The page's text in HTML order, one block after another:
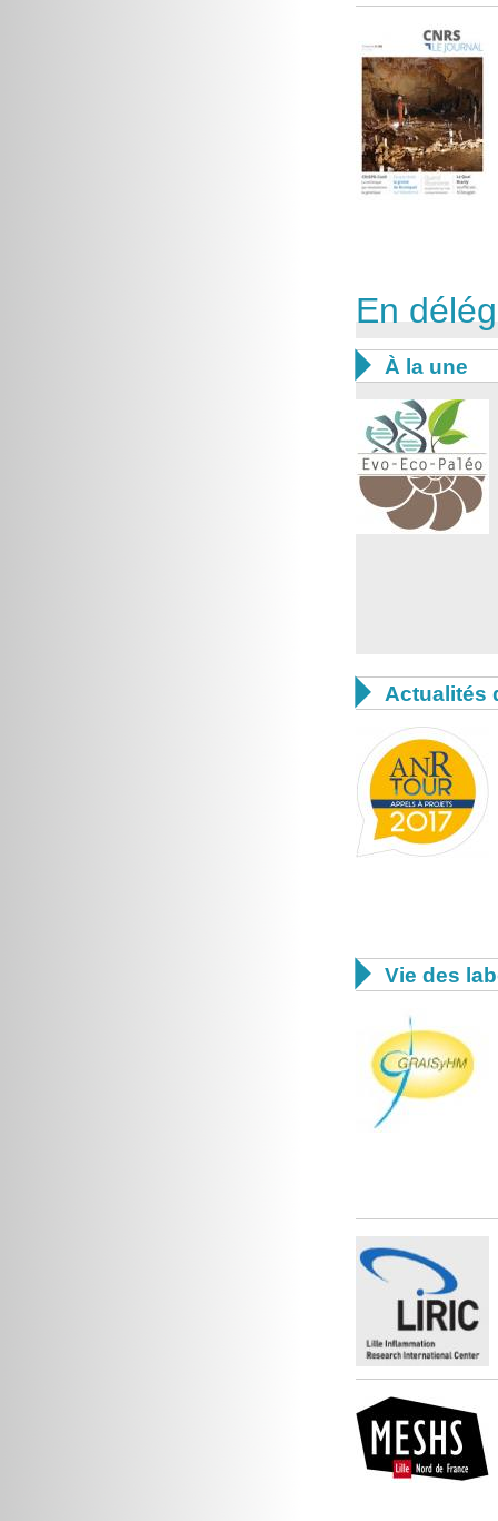
En
 À la une
 Actualités
 Vie des